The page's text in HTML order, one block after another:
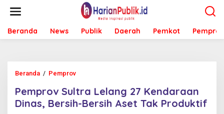
t
Beranda News Publik Daerah Pemkot Pemprov
Beranda / Pemprov
m
p
r
Pemprov Sultra Lelang 27 Kendaraan
Dinas, Bersih-Bersih Aset Tak Produktif